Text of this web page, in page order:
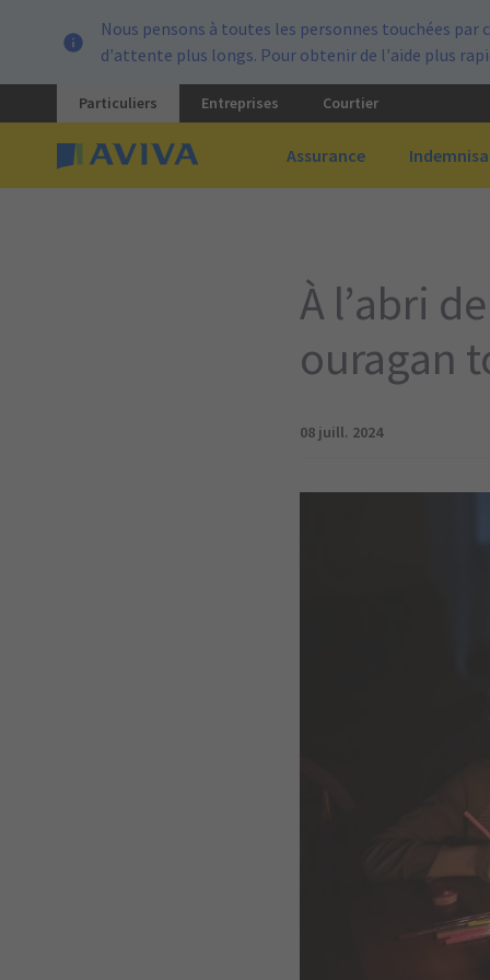
Nous pensons à toutes les personnes touchées par
d’attente plus longs. Pour obtenir de l’aide plus
Particuliers Entreprises Courtier
Assurance
À l’abri
ouragan
08 juill. 2024